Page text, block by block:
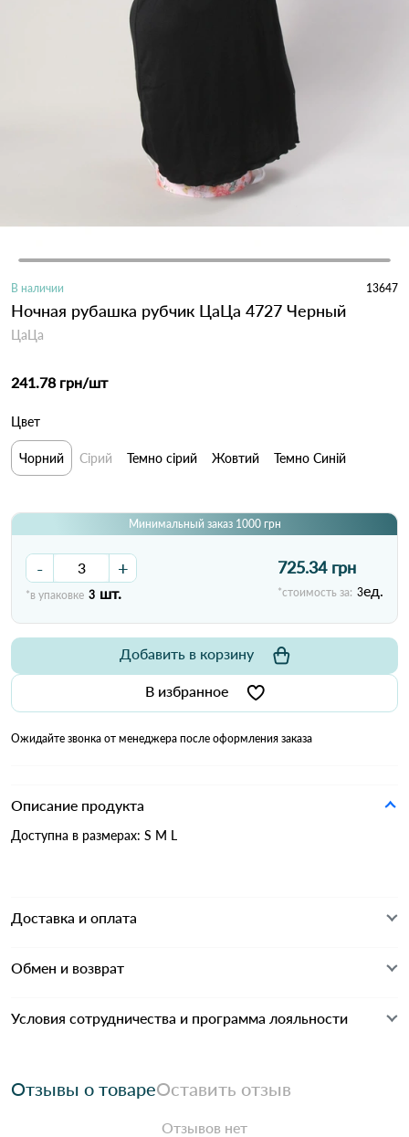
В наличии 13647
Ночная рубашка рубчик ЦаЦа 4727 Черный
ЦаЦа
241.78 грн/шт
Цвет
Чорний Сірий Темно сірий Жовтий Темно Синій
Минимальный заказ 1000 грн
- +
*в упаковке 3 шт.
725.34 грн
*стоимость за: 3ед.
В избранное
Добавить в корзину
Ожидайте звонка от менеджера после оформления заказа
Описание продукта
Доступна в размерах: S M L
Доставка и оплата
Обмен и возврат
Условия сотрудничества и программа лояльности
Отзывы о товареОставить отзыв
Отзывов нет